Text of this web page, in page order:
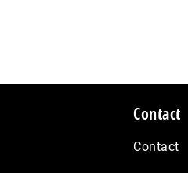
Contact
Contact